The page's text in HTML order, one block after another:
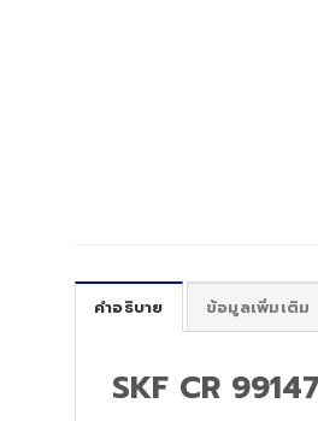
คำอธิบาย ข้อมูลเพิ่มเติม
SKF CR